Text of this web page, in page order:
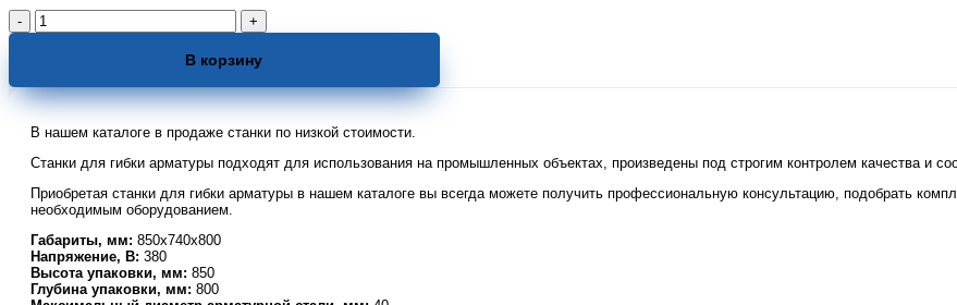
Количество
товара
гибки
арматуры
TOR
GW40A-
с
доводчиком
(E)
В корзину
В нашем каталоге в продаже станки по низкой стоимости.
Станки для гибки арматуры подходят для использования на промышленных объектах, произведены под строгим контролем качества и
Приобретая станки для гибки арматуры в нашем каталоге вы всегда можете получить профессиональную консультацию, подобрать
необходимым оборудованием.
Габариты, мм: 850х740х800
Напряжение, В: 380
Высота упаковки, мм: 850
Глубина упаковки, мм: 800